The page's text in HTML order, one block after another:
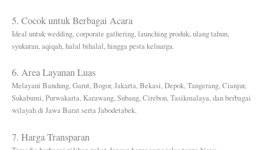
5. Cocok untuk Berbagai Acara
Ideal untuk wedding, corporate gathering, launching produk, ulang tahun,
syukuran, aqiqah, halal bihalal, hingga pesta keluarga.
6. Area Layanan Luas
Melayani Bandung, Garut, Bogor, Jakarta, Bekasi, Depok, Tangerang, Cianjur,
Sukabumi, Purwakarta, Karawang, Subang, Cirebon, Tasikmalaya, dan berbagai
wilayah di Jawa Barat serta Jabodetabek.
7. Harga Transparan